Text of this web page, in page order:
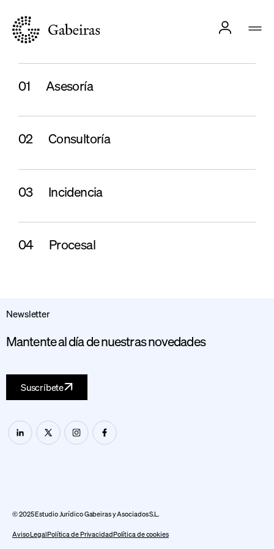
01 Asesoría
02 Consultoría
03 Incidencia
04 Procesal
Newsletter
Mantente al día de nuestras novedades
Suscríbete
© 2025 Estudio Jurídico Gabeiras y Asociados S.L.
Aviso LegalPolítica de PrivacidadPolítica de cookies